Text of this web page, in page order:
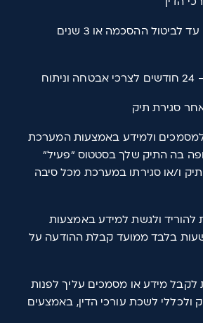
– **מידע שיווקי** – עד לביטול ההסכמה או 3 שנים
סגירת תיק
ולמידע באמצעות המערכת
בה התיק שלך בסטטוס "פעיל"
ו/או סגירתו במערכת מכל סיבה
להוריד ולגשת למידע באמצעות
למשך 72 שעות בלבד ממועד קבלת ההודעה על
מידע או מסמכים עליך לפנות
לשכת עורכי הדין, באמצעים